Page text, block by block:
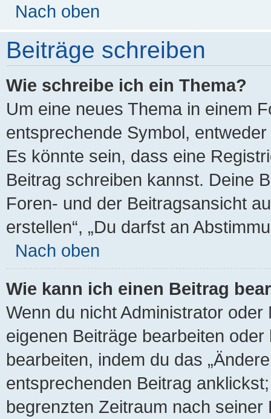
Nach oben
Beiträge schreiben
Wie schreibe ich ein Thema?
Um eine neues Thema in einem
entsprechende Symbol,
Es könnte sein, dass eine
Beitrag schreiben kannst. Deine
Foren- und der Beitragsansicht
erstellen“, „Du darfst an
Nach oben
Wie kann ich einen Beitrag
Wenn du nicht Administrator
eigenen Beiträge bearbeiten
bearbeiten, indem du das
entsprechenden Beitrag
begrenzten Zeitraum nach